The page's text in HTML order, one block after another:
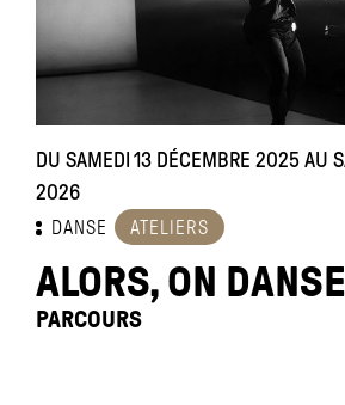
DU SAMEDI 13 DÉCEMBRE 2025 AU
2026
DANSE ATELIERS
ALORS, ON
PARCOURS